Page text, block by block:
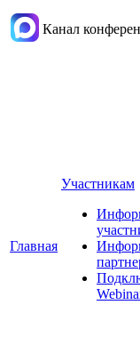
Канал
Главная
Участникам